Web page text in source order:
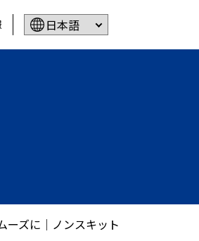
ズに｜ノンスキットチューブの魅